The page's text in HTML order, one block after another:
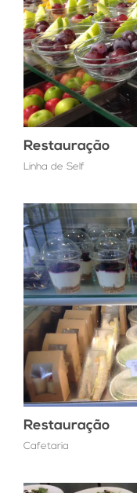
Restauração
Linha de Self
Restauração
Cafetaria